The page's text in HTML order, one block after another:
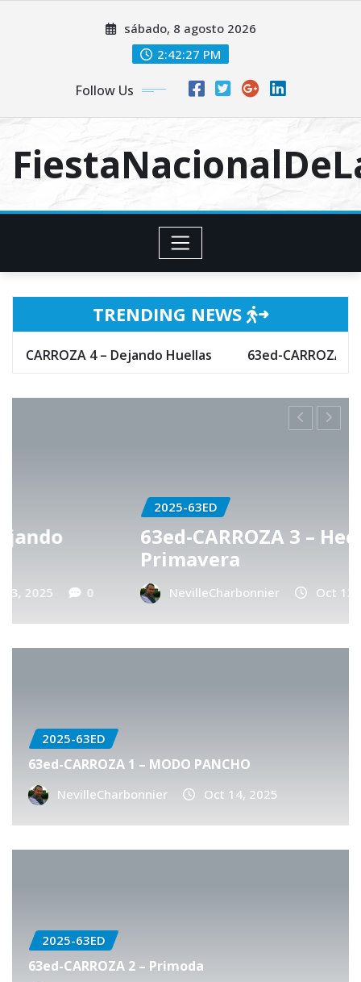
sábado, 8 agosto 2026
2:42:28 PM
Follow Us
TRENDING NEWS
4 – Dejando Huellas 63ed-CARROZA 3 – Hechizo
63ed-CARROZA 3 – Hechizo de
NevilleCharbonnier Oct 13, 2025 0
2025-63ED
63ed-CARROZA 1 – MODO PANCHO
NevilleCharbonnier Oct 14, 2025
2025-63ED
63ed-CARROZA 2 – Primoda